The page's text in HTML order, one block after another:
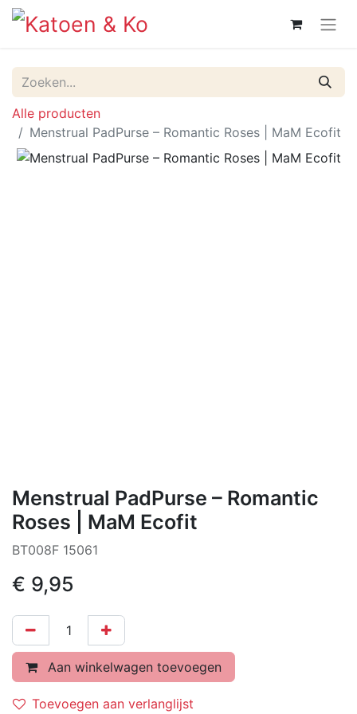
Alle producten
Menstrual PadPurse – Romantic Roses | MaM Ecofit
Menstrual PadPurse – Romantic
Roses | MaM Ecofit
BT008F 15061
€ 9,95
Aan winkelwagen toevoegen
Toevoegen aan verlanglijst